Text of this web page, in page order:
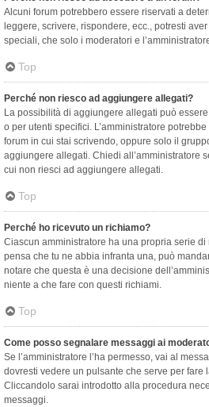
Alcuni forum potrebbero essere riservati a
leggere, scrivere, rispondere, ecc., potresti
speciali, che solo i moderatori e
Top
Perché non riesco ad aggiungere allegati?
La possibilità di aggiungere allegati può
o per utenti specifici. L’amministratore
forum in cui stai scrivendo, oppure solo il
aggiungere allegati. Chiedi all’amministratore
cui non riesci ad aggiungere allegati.
Top
Perché ho ricevuto un richiamo?
Ciascun amministratore ha una propria serie
pensa che tu ne abbia infranta una, può
notare che questa è una decisione
niente a che fare con questi richiami.
Top
Come posso segnalare messaggi ai
Se l’amministratore l’ha permesso, vai al
dovresti vedere un pulsante che serve per
Cliccandolo sarai introdotto alla procedura
messaggi.